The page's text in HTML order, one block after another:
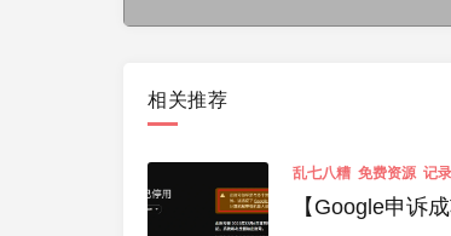
相关推荐
乱七八糟 免费资源 记录
【Google申诉